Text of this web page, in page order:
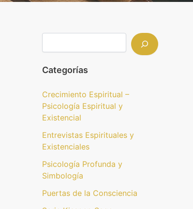
Categorías
Crecimiento Espiritual –
Psicología Espiritual y
Existencial
Entrevistas Espirituales y
Existenciales
Psicología Profunda y
Simbología
Puertas de la Consciencia